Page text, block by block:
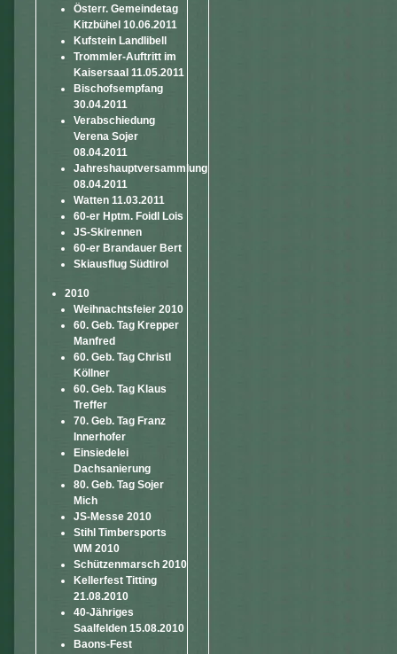
Österr. Gemeindetag
Kitzbühel 10.06.2011
Kufstein Landlibell
Trommler-Auftritt im
Kaisersaal 11.05.2011
Bischofsempfang
30.04.2011
Verabschiedung
Verena Sojer
08.04.2011
Jahreshauptversammlung
08.04.2011
Watten 11.03.2011
60-er Hptm. Foidl Lois
JS-Skirennen
60-er Brandauer Bert
Skiausflug Südtirol
2010
Weihnachtsfeier 2010
60. Geb. Tag Krepper
Manfred
60. Geb. Tag Christl
Köllner
60. Geb. Tag Klaus
Treffer
70. Geb. Tag Franz
Innerhofer
Einsiedelei
Dachsanierung
80. Geb. Tag Sojer
Mich
JS-Messe 2010
Stihl Timbersports
WM 2010
Schützenmarsch 2010
Kellerfest Titting
21.08.2010
40-Jähriges
Saalfelden 15.08.2010
Baons-Fest